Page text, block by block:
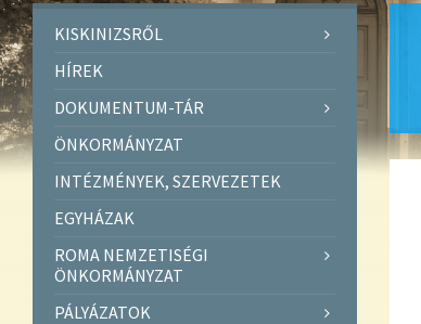
KISKINIZSRŐL
HÍREK
DOKUMENTUM-TÁR
ÖNKORMÁNYZAT
INTÉZMÉNYEK, SZERVEZETEK
EGYHÁZAK
ROMA NEMZETISÉGI
ÖNKORMÁNYZAT
PÁLYÁZATOK